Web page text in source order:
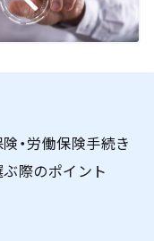
・労働保険手続き
際のポイント